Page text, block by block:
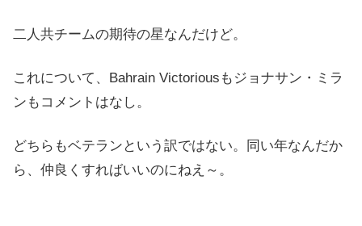
二人共チームの期待の星なんだけど。
これについて、Bahrain Victoriousもジョナサン・ミラ
ンもコメントはなし。
どちらもベテランという訳ではない。同い年なんだか
ら、仲良くすればいいのにねえ～。